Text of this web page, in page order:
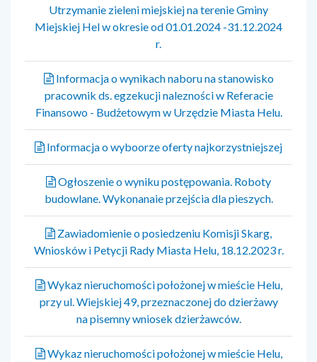
Utrzymanie zieleni miejskiej na terenie Gminy
Miejskiej Hel w okresie od 01.01.2024 -31.12.2024
r.
Informacja o wynikach naboru na stanowisko
pracownik ds. egzekucji nalezności w Referacie
Finansowo - Budżetowym w Urzędzie Miasta Helu.
Informacja o wyboorze oferty najkorzystniejszej
Ogłoszenie o wyniku postępowania. Roboty
budowlane. Wykonanaie przejścia dla pieszych.
Zawiadomienie o posiedzeniu Komisji Skarg,
Wniosków i Petycji Rady Miasta Helu, 18.12.2023 r.
Wykaz nieruchomości położonej w mieście Helu,
przy ul. Wiejskiej 49, przeznaczonej do dzierżawy
na pisemny wniosek dzierżawców.
Wykaz nieruchomości położonej w mieście Helu,